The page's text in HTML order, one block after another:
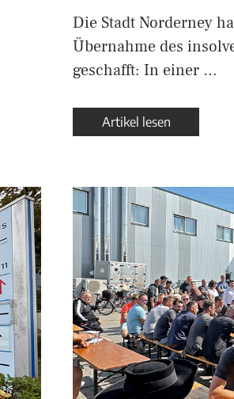
Die Stadt Norderney
Übernahme des
geschafft: In einer …
Artikel lesen